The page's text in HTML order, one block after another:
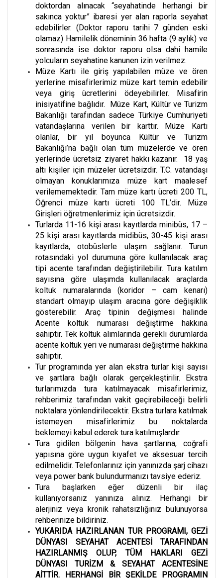
doktordan alınacak “seyahatinde herhangi bir
sakınca yoktur” ibaresi yer alan raporla seyahat
edebilirler. (Doktor raporu tarihi 7 günden eski
olamaz) Hamilelik döneminin 36 hafta (9 aylık) ve
sonrasında ise doktor raporu olsa dahi hamile
yolcuların seyahatine kanunen izin verilmez.
Müze Kartı ile giriş yapılabilen müze ve ören
yerlerine misafirlerimiz müze kart temin edebilir
veya giriş ücretlerini ödeyebilirler. Misafirin
inisiyatifine bağlıdır. Müze Kart, Kültür ve Turizm
Bakanlığı tarafından sadece Türkiye Cumhuriyeti
vatandaşlarına verilen bir karttır. Müze Kartı
olanlar, bir yıl boyunca Kültür ve Turizm
Bakanlığı’na bağlı olan tüm müzelerde ve ören
yerlerinde ücretsiz ziyaret hakkı kazanır. 18 yaş
altı kişiler için müzeler ücretsizdir. T.C. vatandaşı
olmayan konuklarımıza müze kart maalesef
verilememektedir. Tam müze kartı ücreti 200 TL,
Öğrenci müze kartı ücreti 100 TL’dir. Müze
Girişleri öğretmenlerimiz için ücretsizdir.
Turlarda 11-16 kişi arası kayıtlarda minibüs, 17 –
25 kişi arası kayıtlarda midibüs, 30-45 kişi arası
kayıtlarda, otobüslerle ulaşım sağlanır. Turun
rotasındaki yol durumuna göre kullanılacak araç
tipi acente tarafından değiştirilebilir. Tura katılım
sayısına göre ulaşımda kullanılacak araçlarda
koltuk numaralarında (koridor – cam kenarı)
standart olmayıp ulaşım aracına göre değişiklik
gösterebilir. Araç tipinin değişmesi halinde
Acente koltuk numarası değiştirme hakkına
sahiptir. Tek koltuk alımlarında gerekli durumlarda
acente koltuk yeri ve numarası değiştirme hakkına
sahiptir.
Tur programında yer alan ekstra turlar kişi sayısı
ve şartlara bağlı olarak gerçekleştirilir. Ekstra
turlarımızda tura katılmayacak misafirlerimiz,
rehberimiz tarafından vakit geçirebileceği belirli
noktalara yönlendirilecektir. Ekstra turlara katılmak
istemeyen misafirlerimiz bu noktalarda
beklemeyi kabul ederek tura katılmışlardır.
Tura gidilen bölgenin hava şartlarına, coğrafi
yapısına göre uygun kıyafet ve aksesuar tercih
edilmelidir. Telefonlarınız için yanınızda şarj cihazı
veya power bank bulundurmanızı tavsiye ederiz.
Tura başlarken eğer düzenli bir ilaç
kullanıyorsanız yanınıza alınız. Herhangi bir
alerjiniz veya kronik rahatsızlığınız bulunuyorsa
rehberinize bildiriniz.
YUKARIDA HAZIRLANAN TUR PROGRAMI, GEZİ
DÜNYASI SEYAHAT ACENTESİ TARAFINDAN
HAZIRLANMIŞ OLUP, TÜM HAKLARI GEZİ
DÜNYASI TURİZM & SEYAHAT ACENTESİNE
AİTTİR. HERHANGİ BİR ŞEKİLDE PROGRAMIN